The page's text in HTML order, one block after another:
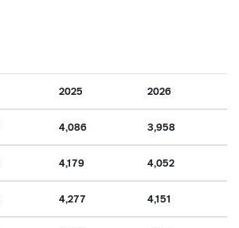
2025 2026
4,086 3,958
4,179 4,052
4,277 4,151